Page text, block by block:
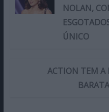
NOLAN,
ÚNICO
ACTION TEM A